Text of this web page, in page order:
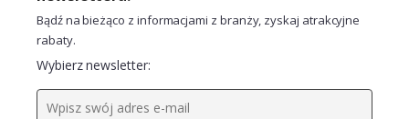
Bądź na bieżąco z informacjami z branży, zyskaj atrakcyjne
rabaty.
Wybierz newsletter: